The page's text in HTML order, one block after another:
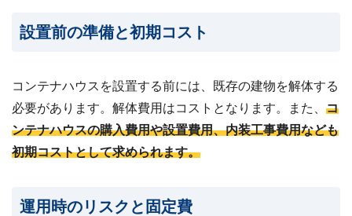
設置前の準備と初期コスト
コンテナハウスを設置する前には、既存の建物を解体する
必要があります。解体費用はコストとなります。また、 コ
ンテナハウスの購入費用や設置費用、内装工事費用なども
初期コストとして求められます。
運用時のリスクと固定費